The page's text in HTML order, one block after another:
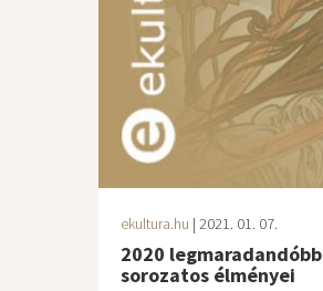
ekultura.hu | 2021. 01. 07.
2020 legmaradandóbb
sorozatos élményei